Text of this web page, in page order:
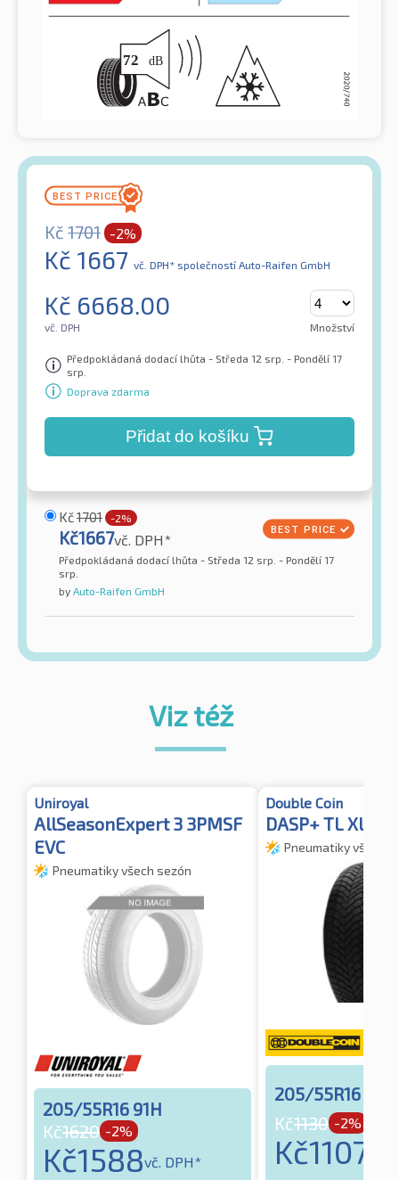
Kč 1701 -2%
Kč 1667 vč. DPH* společností Auto-Raifen GmbH
Kč 6668.00
vč. DPH Množství
Předpokládaná dodací lhůta - Středa 12 srp. - Pondělí 17
srp.
Doprava zdarma
Přidat do košíku
Kč1701 -2%
Kč1667vč. DPH*
Předpokládaná dodací lhůta - Středa 12 srp. - Pondělí 17
srp.
by Auto-Raifen GmbH
Viz též
Uniroyal
AllSeasonExpert 3 3PMSF
EVC
Pneumatiky všech sezón
205/55R16 91H
Kč1620 -2%
Kč1588vč. DPH*
Double Coin
DASP+ TL XL
Pneumatiky všech
205/55R16 94V
Kč1130 -2%
Kč1107